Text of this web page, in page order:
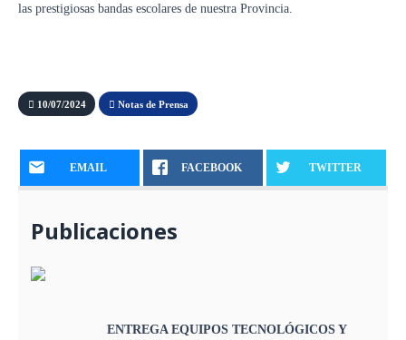
las prestigiosas bandas escolares de nuestra Provincia.
10/07/2024 Notas de Prensa
EMAIL FACEBOOK TWITTER
Publicaciones
ENTREGA EQUIPOS TECNOLÓGICOS Y